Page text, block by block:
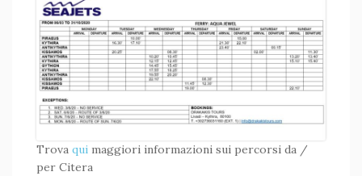
Trova qui maggiori informazioni sui percorsi da /
per Citera